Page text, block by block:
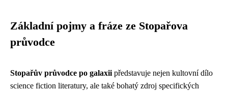
Základní pojmy a fráze ze Stopařova
průvodce
Stopařův průvodce po galaxii představuje nejen kultovní dílo
science fiction literatury, ale také bohatý zdroj specifických